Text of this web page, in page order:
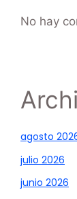
No hay
agosto
julio 2026
junio 2026